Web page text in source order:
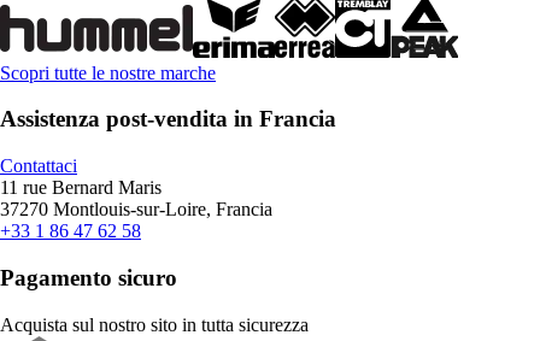
Scopri tutte le nostre marche
Assistenza post-vendita in Francia
Contattaci
11 rue Bernard Maris
37270 Montlouis-sur-Loire, Francia
+33 1 86 47 62 58
Pagamento sicuro
Acquista sul nostro sito in tutta sicurezza